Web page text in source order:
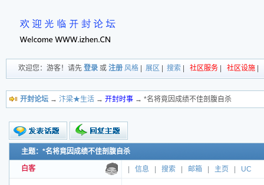
欢迎您：游客！请先 登录 或 注册 风格 展区 搜索 社区服务 社区设施
开封论坛 → 汴梁★生活 → 开封时事 → *名将竟因成绩不佳剖腹自杀
新的主题
投票帖
交易帖
主题：*名将竟因成绩不佳剖腹自杀
白客 信息 搜索 邮箱 主页 UC